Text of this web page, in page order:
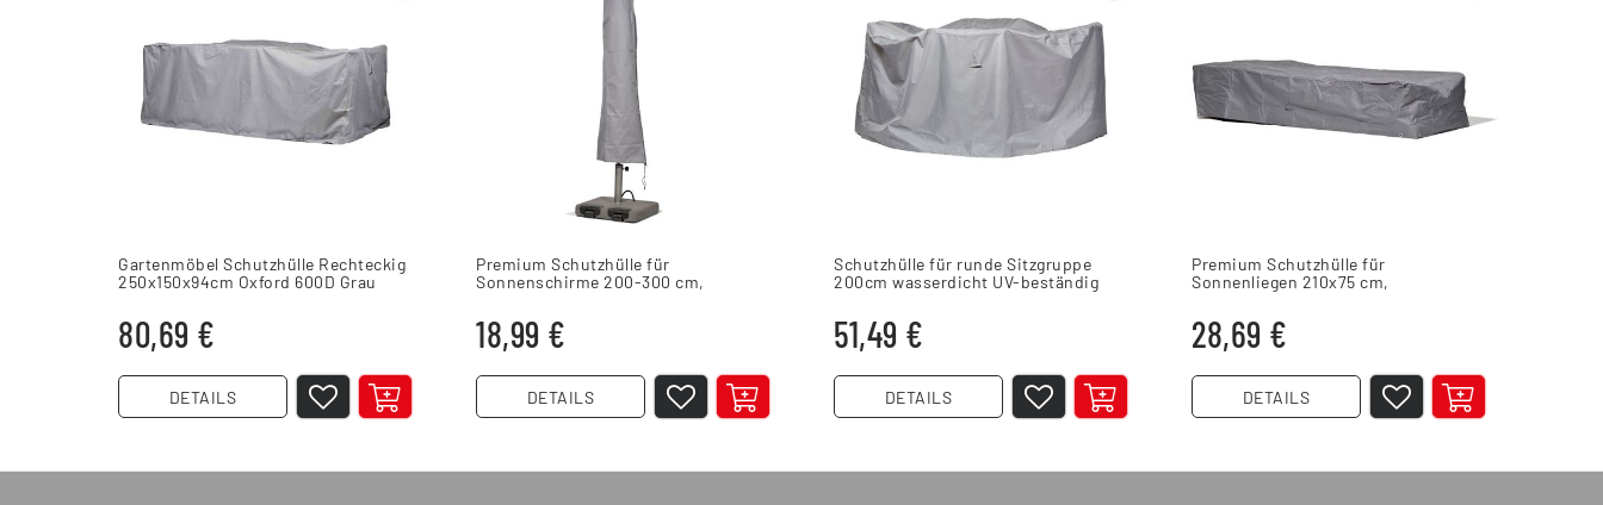
Gartenmöbel Schutzhülle Rechteckig
250x150x94cm Oxford 600D Grau
80,69 €
DETAILS
Premium Schutzhülle für
Sonnenschirme 200-300 cm,
18,99 €
DETAILS
Schutzhülle für runde Sitzgruppe
200cm wasserdicht UV-beständig
51,49 €
DETAILS
Premium Schutzhülle für
Sonnenliegen 210x75 cm,
28,69 €
DETAILS